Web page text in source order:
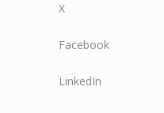
X
Facebook
LinkedIn